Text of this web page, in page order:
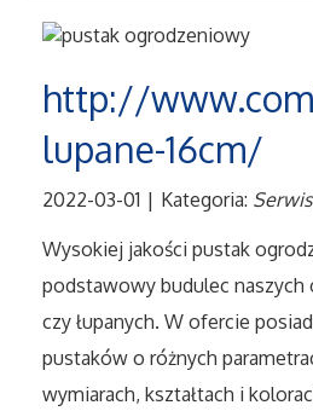
Kursy i
Tłumaczenia
Sprzedaż
Biżuteria
Dla Dzieci
http://
lupane-16cm/
2022-03-01 | Kategoria:
Wysokiej jakości pustak
podstawowy budulec naszych
czy łupanych. W ofercie
pustaków o różnych
wymiarach, kształtach i